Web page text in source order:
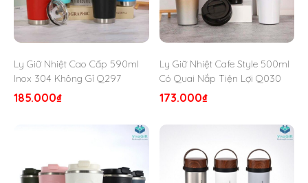
Ly Giữ Nhiệt Cao Cấp 590ml
Inox 304 Không Gỉ Q297
185.000₫
Ly Giữ Nhiệt Cafe Style 500ml
Có Quai Nắp Tiện Lợi Q030
173.000₫